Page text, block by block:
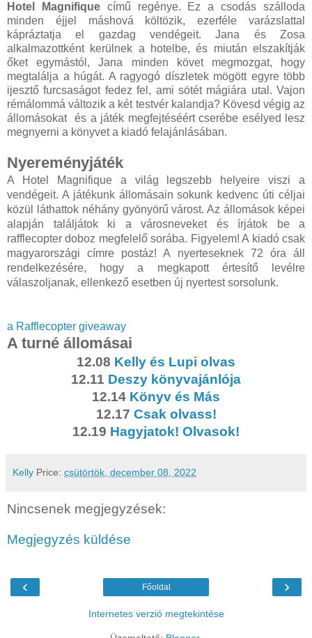
Hotel Magnifiquecímű regénye. Ez a csodás szálloda
minden éjjel máshová költözik, ezerféle varázslattal
kápráztatja el gazdag vendégeit. Jana és Zosa
alkalmazottként kerülnek a hotelbe, és miután elszakítják
őket egymástól, Jana minden követ megmozgat, hogy
megtalálja a húgát. A ragyogó díszletek mögött egyre több
ijesztő furcsaságot fedez fel, ami sötét mágiára utal. Vajon
rémálommá változik a két testvér kalandja? Kövesd végig az
állomásokat és a játék megfejtéséért cserébe esélyed lesz
megnyerni a könyvet a kiadó felajánlásában.
Nyereményjáték
A Hotel Magnifique a világ legszebb helyeire viszi a
vendégeit. A játékunk állomásain sokunk kedvenc úti céljai
közül láthattok néhány gyönyörű várost. Az állomások képei
alapján találjátok ki a városneveket és írjátok be a
rafflecopter doboz megfelelő sorába. Figyelem! A kiadó csak
magyarországi címre postáz! A nyerteseknek 72 óra áll
rendelkezésére, hogy a megkapott értesítő levélre
válaszoljanak, ellenkező esetben új nyertest sorsolunk.
a Rafflecopter giveaway
A turné állomásai
12.08 Kelly és Lupi olvas
12.11 Deszy könyvajánlója
12.14 Könyv és Más
12.17 Csak olvass!
12.19 Hagyjatok! Olvasok!
Kelly Price: csütörtök, december 08, 2022
Nincsenek megjegyzések:
Megjegyzés küldése
‹ ›
Főoldal
Internetes verzió megtekintése